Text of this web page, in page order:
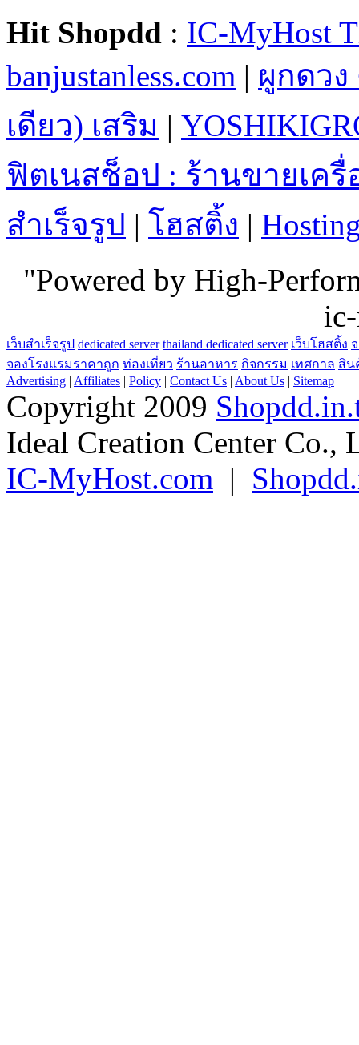
Hit Shopdd : IC-MyHost
banjustanless.com | ผูกดวง
เดียว) เสริม |
ฟิตเนสช็อป : ร้านขายเค
สำเร็จรูป | โฮสติ้ง |
"Powered by High-
เว็บสำเร็จรูป dedicated server thailand dedicated server เว็บโฮสติ้ง
จองโรงแรมราคาถูก ท่องเที่ยว ร้านอาหาร กิจกรรม เทศกาล สิน
Advertising | Affiliates | Policy | Contact Us | About Us | Sitemap
Copyright 2009
Ideal Creation Center Co.,
IC-MyHost.com |